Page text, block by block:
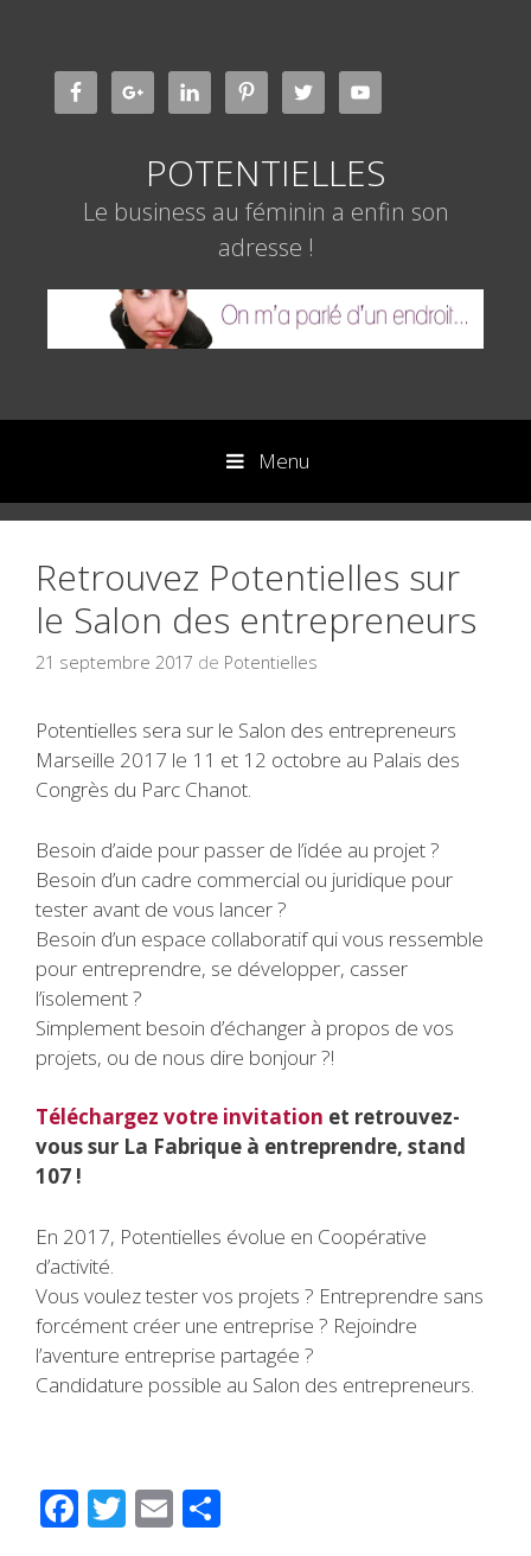
contenu
POTENTIELLES
Le business au féminin a enfin son
adresse !
Menu
Retrouvez Potentielles sur
le Salon des entrepreneurs
21 septembre 2017 de Potentielles
Potentielles sera sur le Salon des entrepreneurs
Marseille 2017 le 11 et 12 octobre au Palais des
Congrès du Parc Chanot.
Besoin d’aide pour passer de l’idée au projet ?
Besoin d’un cadre commercial ou juridique pour
tester avant de vous lancer ?
Besoin d’un espace collaboratif qui vous ressemble
pour entreprendre, se développer, casser
l’isolement ?
Simplement besoin d’échanger à propos de vos
projets, ou de nous dire bonjour ?!
Téléchargez votre invitation et retrouvez-
vous sur La Fabrique à entreprendre, stand
107 !
En 2017, Potentielles évolue en Coopérative
d’activité.
Vous voulez tester vos projets ? Entreprendre sans
forcément créer une entreprise ? Rejoindre
l’aventure entreprise partagée ?
Candidature possible au Salon des entrepreneurs.
F T E